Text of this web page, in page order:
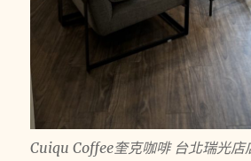
Cuiqu Coffee奎克咖啡 台北瑞光